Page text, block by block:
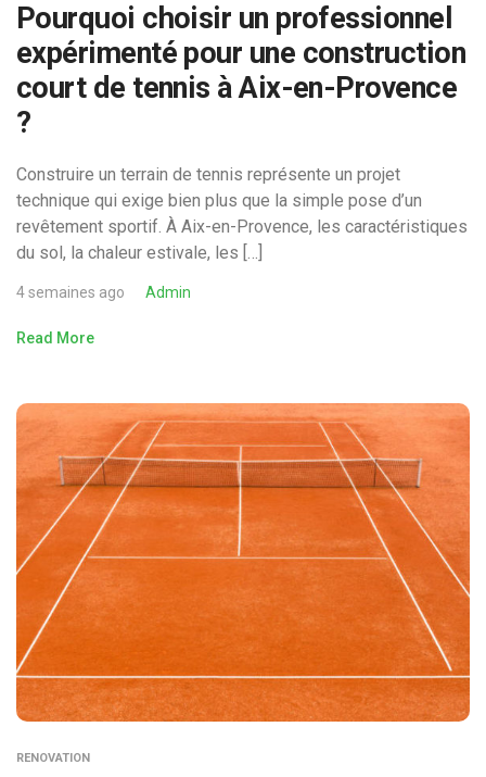
Pourquoi choisir un professionnel
expérimenté pour une construction
court de tennis à Aix-en-Provence
?
Construire un terrain de tennis représente un projet
technique qui exige bien plus que la simple pose d’un
revêtement sportif. À Aix-en-Provence, les caractéristiques
du sol, la chaleur estivale, les […]
4 semaines ago Admin
Read More
RENOVATION